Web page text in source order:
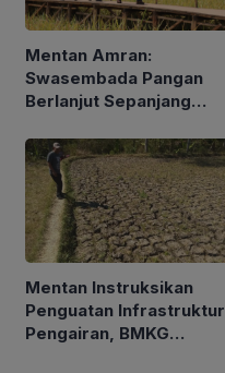
Mentan Amran:
Swasembada Pangan
Berlanjut Sepanjang
Mentan Instruksikan
Penguatan Infrastruktur
Pengairan, BMKG